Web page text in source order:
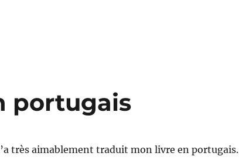
portugais
très aimablement traduit mon livre en portugais.